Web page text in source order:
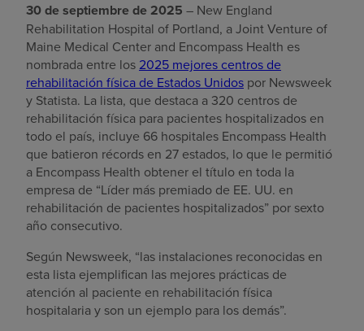
30 de septiembre de 2025 – New England
Rehabilitation Hospital of Portland, a Joint Venture of
Maine Medical Center and Encompass Health es
nombrada entre los 2025 mejores centros de
rehabilitación física de Estados Unidos por Newsweek
y Statista. La lista, que destaca a 320 centros de
rehabilitación física para pacientes hospitalizados en
todo el país, incluye 66 hospitales Encompass Health
que batieron récords en 27 estados, lo que le permitió
a Encompass Health obtener el título en toda la
empresa de “Líder más premiado de EE. UU. en
rehabilitación de pacientes hospitalizados” por sexto
año consecutivo.
Según Newsweek, “las instalaciones reconocidas en
esta lista ejemplifican las mejores prácticas de
atención al paciente en rehabilitación física
hospitalaria y son un ejemplo para los demás”.